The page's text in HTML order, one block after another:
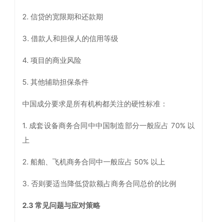
2. 信贷的宽限期和还款期
3. 借款人和担保人的信用等级
4. 项目的商业风险
5. 其他辅助担保条件
中国成分要求是所有机构都关注的硬性标准：
1. 成套设备商务合同中中国制造部分一般应占 70% 以
上
2. 船舶、飞机商务合同中一般应占 50% 以上
3. 否则要适当降低贷款额占商务合同总价的比例
2.3 常见问题与应对策略